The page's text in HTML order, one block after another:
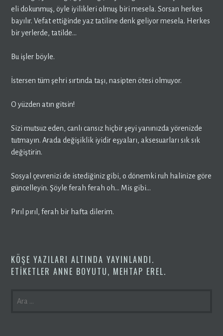
eli dokunmuş, öyle iyilikleri olmuş biri mesela. Sorsan herkes
bayılır. Vefat ettiğinde yaz tatiline denk geliyor mesela. Herkes
bir yerlerde, tatilde…
Bu işler böyle.
İstersen tüm şehri sırtında taşı, nasipten ötesi olmuyor.
O yüzden atın gitsin!
Sizi mutsuz eden, canlı cansız hiçbir şeyi yanınızda yörenizde
tutmayın. Arada değişiklik iyidir eşyaları, aksesuarları sık sık
değiştirin.
Sosyal çevrenizi de istediğiniz gibi, o dönemki ruh halinize göre
güncelleyin. Şöyle ferah ferah oh… Mis gibi…
Pırıl pırıl, ferah bir hafta dilerim.
KÖŞE YAZILARI ALTINDA YAYINLANDI.
ETIKETLERANNE BOYUTU, MEHTAP EREL.